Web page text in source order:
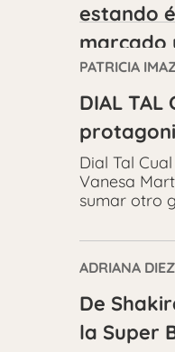
estando
marcado
PATRICIA
DIAL
Dial Tal
Vanesa
sumar otro
ADRIANA DIEZ
De
la Super